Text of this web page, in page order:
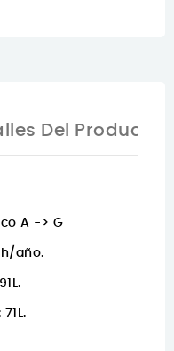
Del Producto
A -> G
año.